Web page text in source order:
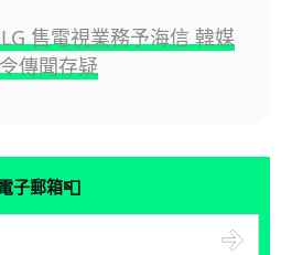
售電視業務予海信 韓媒
傳聞存疑
子郵箱📮